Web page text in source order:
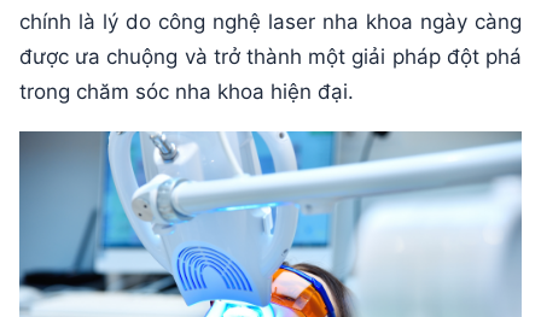
chính là lý do công nghệ laser nha khoa ngày càng
được ưa chuộng và trở thành một giải pháp đột phá
trong chăm sóc nha khoa hiện đại.